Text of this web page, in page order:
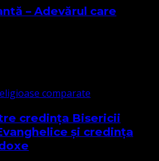
– Adevărul care
comparate
credința Bisericii
și credința